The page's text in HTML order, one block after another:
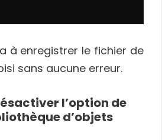
à enregistrer le fichier de
sans aucune erreur.
l’option de
d’objets